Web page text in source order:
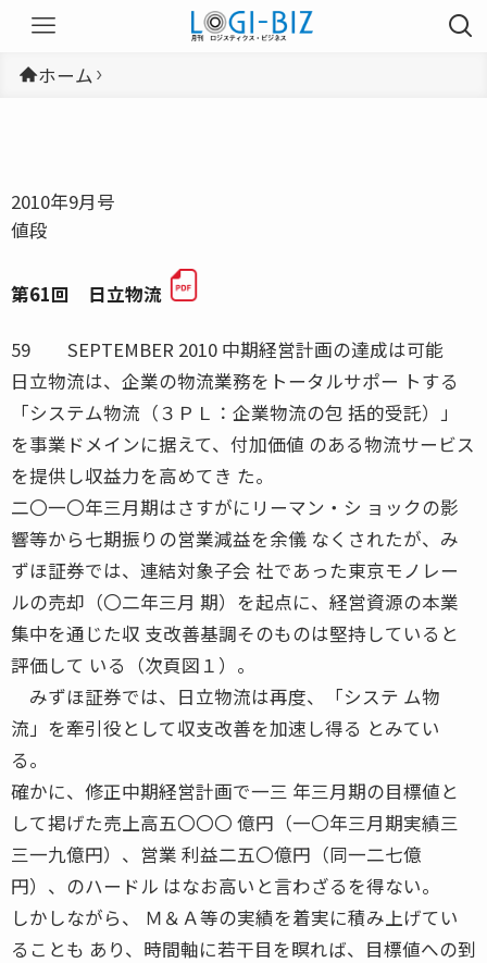
ホーム
2010年9月号
値段
第61回 日立物流
59 SEPTEMBER 2010 中期経営計画の達成は可能
日立物流は、企業の物流業務をトータルサポー トする
「システム物流（３ＰＬ：企業物流の包 括的受託）」
を事業ドメインに据えて、付加価値 のある物流サービス
を提供し収益力を高めてき た。
二〇一〇年三月期はさすがにリーマン・シ ョックの影
響等から七期振りの営業減益を余儀 なくされたが、み
ずほ証券では、連結対象子会 社であった東京モノレー
ルの売却（〇二年三月 期）を起点に、経営資源の本業
集中を通じた収 支改善基調そのものは堅持していると
評価して いる（次頁図１）。
みずほ証券では、日立物流は再度、「システ ム物
流」を牽引役として収支改善を加速し得る とみてい
る。
確かに、修正中期経営計画で一三 年三月期の目標値と
して掲げた売上高五〇〇〇 億円（一〇年三月期実績三
三一九億円）、営業 利益二五〇億円（同一二七億
円）、のハードル はなお高いと言わざるを得ない。
しかしながら、 Ｍ＆Ａ等の実績を着実に積み上げてい
ることも あり、時間軸に若干目を瞑れば、目標値への到